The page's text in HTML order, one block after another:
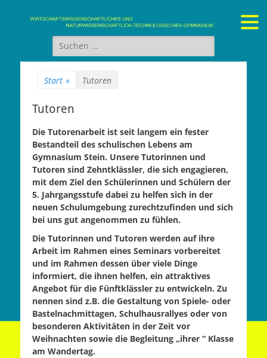
Gymnasium Stein
wirtschaftswissenschaftliches und naturwissenschaftlich-
technologisches Gymnasium
Suchen
nach:
Start » Tutoren
Tutoren
Die Tutorenarbeit ist seit langem ein fester
Bestandteil des schulischen Lebens am
Gymnasium Stein. Unsere Tutorinnen und
Tutoren sind Zehntklässler, die sich engagieren,
mit dem Ziel den Schülerinnen und Schülern der
5. Jahrgangsstufe dabei zu helfen sich in der
neuen Schulumgebung zurechtzufinden und sich
bei uns gut angenommen zu fühlen.
Die Tutorinnen und Tutoren werden auf ihre
Arbeit im Rahmen eines Seminars vorbereitet
und im Rahmen dessen über viele Dinge
informiert, die ihnen helfen, ein attraktives
Angebot für die Fünftklässler zu entwickeln. Zu
nennen sind z.B. die Gestaltung von Spiele- oder
Bastelnachmittagen, Schulhausrallyes oder von
besonderen Aktivitäten in der Zeit vor
Weihnachten sowie die Begleitung „ihrer “ Klasse
am Wandertag.